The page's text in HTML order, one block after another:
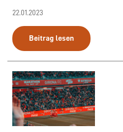
22.01.2023
Beitrag lesen